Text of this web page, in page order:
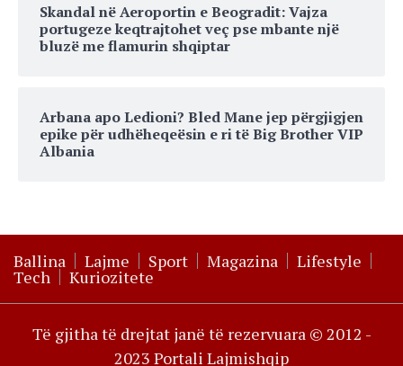
Skandal në Aeroportin e Beogradit: Vajza
portugeze keqtrajtohet veç pse mbante një
bluzë me flamurin shqiptar
Arbana apo Ledioni? Bled Mane jep përgjigjen
epike për udhëheqeësin e ri të Big Brother VIP
Albania
Ballina Lajme Sport Magazina Lifestyle
Tech Kuriozitete
Të gjitha të drejtat janë të rezervuara © 2012 -
2023 Portali Lajmishqip